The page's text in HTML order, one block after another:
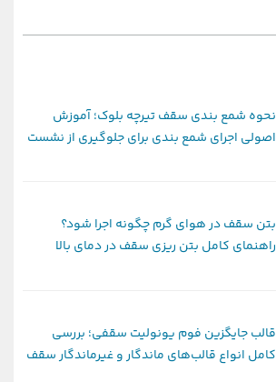
نحوه شمع بندی سقف تیرچه بلوک؛ آموزش
اصولی اجرای شمع بندی برای جلوگیری از نشست
بتن سقف در هوای گرم چگونه اجرا شود؟
راهنمای کامل بتن ریزی سقف در دمای بالا
قالب جایگزین فوم یونولیت سقفی؛ بررسی
کامل انواع قالب‌های ماندگار و غیرماندگار سقف